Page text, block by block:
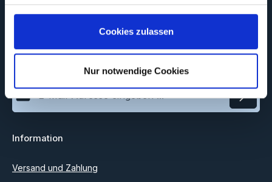
Cookies zulassen
Nur notwendige Cookies
Newsletter
Abonnieren Sie jetzt unseren regelmäßig erscheinenden
Newsletter, um rechtzeitig über neue Produkte und Angebote
Ich habe dieDatenschutzbestimmungen
einverstanden.
Information
Versand und Zahlung